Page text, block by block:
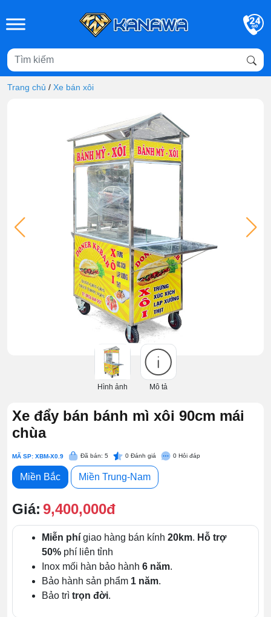
Trang chủ / Xe bán xôi
Hình ảnh Mô tả
Xe đẩy bán bánh mì xôi 90cm mái
chùa
MÃ SP: XBM-X0.9 Đã bán: 5 0 Đánh giá 0 Hỏi đáp
Miền Bắc Miền Trung-Nam
Giá: 9,400,000đ
Miễn phí giao hàng bán kính 20km. Hỗ trợ
50% phí liên tỉnh
Inox mối hàn bảo hành 6 năm.
Bảo hành sản phẩm 1 năm.
Bảo trì trọn đời.